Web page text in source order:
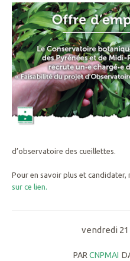
d’observatoire des cueillettes.
Pour en savoir plus et candidater,
sur ce lien.
vendredi 21
PARCNPMAI